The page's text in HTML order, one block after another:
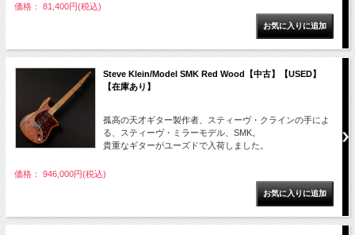
価格： 81,400円(税込)
Steve Klein/Model SMK Red Wood【中古】【USED】
【在庫あり】
孤高の天才ギター製作者、スティーヴ・クラインの手によ
る、スティーヴ・ミラーモデル、SMK。
貴重なギターがユーズドで入荷しました。
価格： 946,000円(税込)